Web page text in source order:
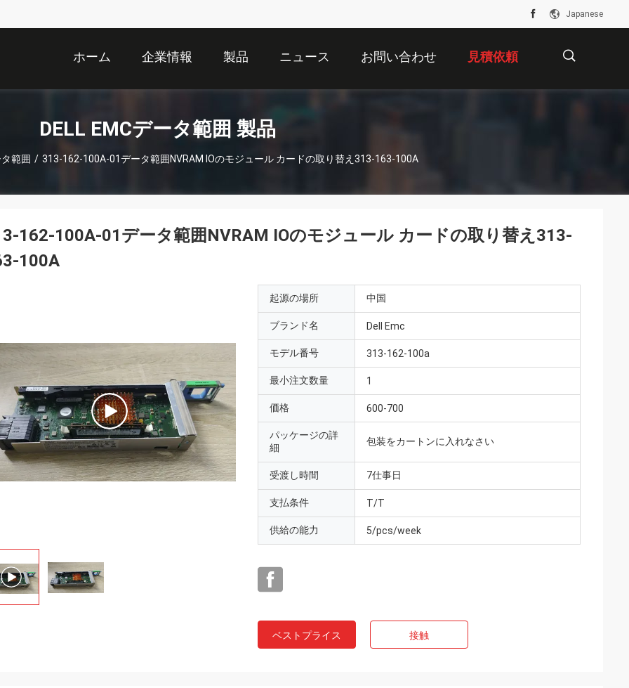
Japanese
ホーム 企業情報 製品 ニュース お問い合わせ 見積依頼
DELL EMCデータ範囲 製品
タ範囲 / 313-162-100A-01データ範囲NVRAM IOのモジュール カードの取り替え313-163-100A
162-100A-01データ範囲NVRAM IOのモジュール カードの取り替え313-
100A
起源の場所 中国
ブランド名 Dell Emc
モデル番号 313-162-100a
最小注文数量 1
価格 600-700
パッケージの詳
細
包装をカートンに入れなさい
受渡し時間 7仕事日
支払条件 T/T
供給の能力 5/pcs/week
ベストプライス 接触